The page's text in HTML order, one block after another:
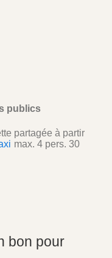
publics
partagée à partir
max. 4 pers. 30
bon pour